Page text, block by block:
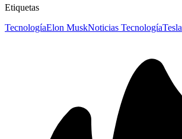
Etiquetas
TecnologíaElon MuskNoticias TecnologíaTesla